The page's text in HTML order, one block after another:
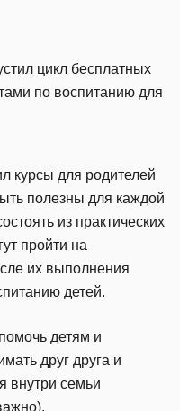
цикл бесплатных
по воспитанию для
курсы для родителей
полезны для каждой
из практических
пройти на
их выполнения
детей.
детям и
друг друга и
внутри семьи